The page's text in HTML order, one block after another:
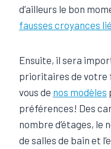
d’ailleurs le bon
fausses croyances
Ensuite, il sera
prioritaires de votre
vous de nos modèles
préférences! Des
nombre d’étages, le
de salles de bain et